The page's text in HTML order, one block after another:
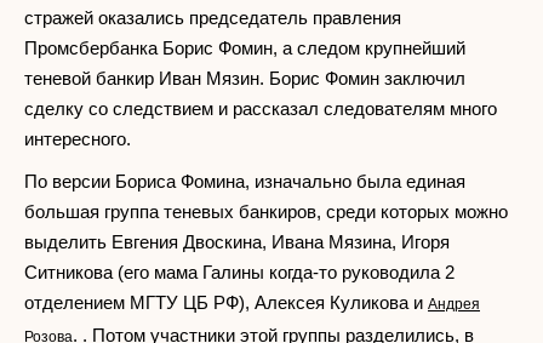
стражей оказались председатель правления
Промсбербанка Борис Фомин, а следом крупнейший
теневой банкир Иван Мязин. Борис Фомин заключил
сделку со следствием и рассказал следователям много
интересного.
По версии Бориса Фомина, изначально была единая
большая группа теневых банкиров, среди которых можно
выделить Евгения Двоскина, Ивана Мязина, Игоря
Ситникова (его мама Галины когда-то руководила 2
отделением МГТУ ЦБ РФ), Алексея Куликова и Андрея
Розова. . Потом участники этой группы разделились, в